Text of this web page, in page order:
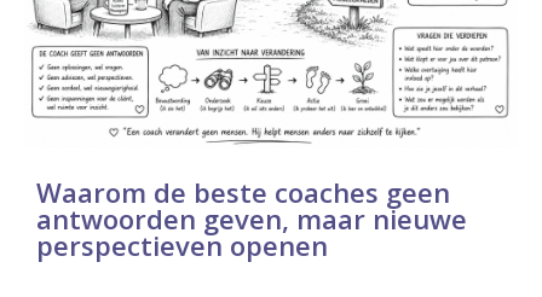
Waarom de beste coaches geen
antwoorden geven, maar nieuwe
perspectieven openen